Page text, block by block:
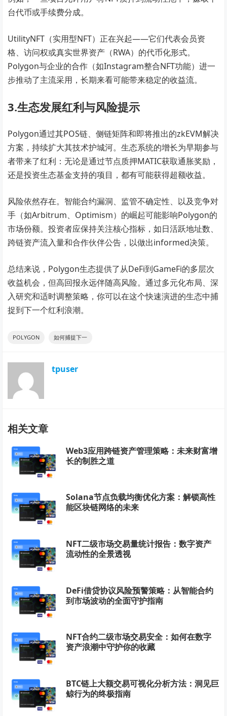
台代币或手续费分成。
UtilityNFT（实用型NFT）正在兴起——它们代表会员资
格、访问权或真实世界资产（RWA）的代币化形式。
Polygon与企业的合作（如Instagram整合NFT功能）进一
步推动了主流采用，长期来看可能带来稳定的收益流。
3.生态发展红利与风险提示
Polygon通过其POS链、侧链矩阵和即将推出的zkEVM解决
方案，持续扩大其技术护城河。生态系统的增长为早期参与
者带来了红利：无论是通过节点质押MATIC获取通胀奖励，
还是投资生态基金支持的项目，都有可能获得超额收益。
风险依然存在。智能合约漏洞、监管不确定性、以及竞争对
手（如Arbitrum、Optimism）的崛起可能影响Polygon的
市场份额。投资者应保持关注核心指标，如日活跃地址数、
跨链资产流入量和合作伙伴公告，以做出informed决策。
总结来说，Polygon生态提供了从DeFi到GameFi的多层次
收益机会，但高回报永远伴随高风险。通过多元化布局、深
入研究和适时调整策略，你可以在这个快速演进的生态中捕
捉到下一个红利浪潮。
POLYGON 如何捕捉下一
tpuser
相关文章
Web3应用跨链资产管理策略：未来财富增
长的制胜之道
Solana节点负载均衡优化方案：解锁高性
能区块链网络的未来
NFT二级市场交易量统计报告：数字资产
流动性的全景透视
DeFi借贷协议风险预警策略：从智能合约
到市场波动的全面守护指南
NFT合约二级市场交易安全：如何在数字
资产浪潮中守护你的收藏
BTC链上大额交易可视化分析方法：洞见巨
鲸行为的终极指南